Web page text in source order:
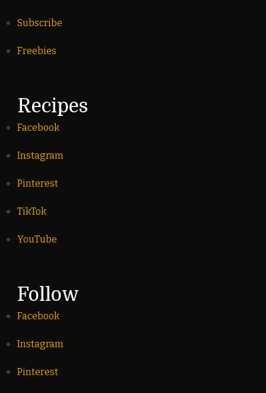
Subscribe
Freebies
Recipes
Facebook
Instagram
Pinterest
TikTok
YouTube
Follow
Facebook
Instagram
Pinterest